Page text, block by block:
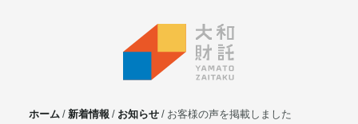
ホーム 新着情報 お知らせ お客様の声を掲載しました